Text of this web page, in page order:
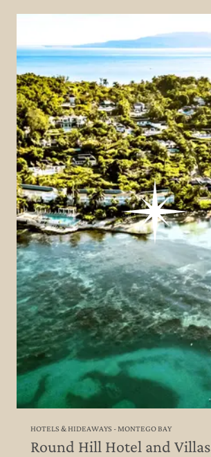
HOTELS & HIDEAWAYS - MONTEGO BAY
Round Hill Hotel and Villas